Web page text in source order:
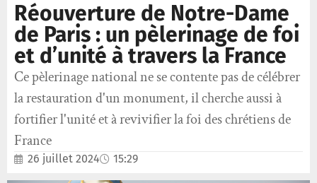
Réouverture de Notre-Dame
de Paris : un pèlerinage de foi
et d’unité à travers la France
Ce pèlerinage national ne se contente pas de célébrer
la restauration d'un monument, il cherche aussi à
fortifier l'unité et à revivifier la foi des chrétiens de
France
26 juillet 2024 15:29